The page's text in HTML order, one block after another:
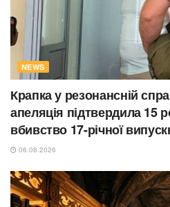
NEWS
Крапка у резонансній
апеляція підтвердила 15
вбивство 17-річної
06.08.2026